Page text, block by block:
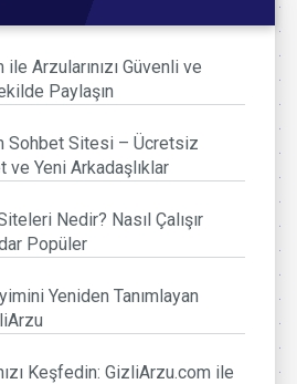
Arzularınızı Güvenli ve
Paylaşın
Sohbet Sitesi – Ücretsiz
ve Yeni Arkadaşlıklar
Nedir? Nasıl Çalışır
Popüler
Yeniden Tanımlayan
Keşfedin: GizliArzu.com ile